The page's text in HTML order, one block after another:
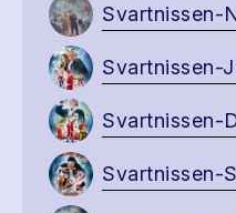
Svartnissen-
Svartnissen-
Svartnissen-
Svartnissen-